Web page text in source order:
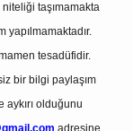
taşımamakta
yapılmamaktadır.
tesadüfidir.
bir bilgi paylaşım
olduğunu
adresine